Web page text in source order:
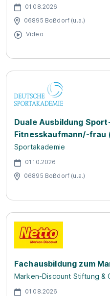
01.08.2026
06895 Boßdorf (u.a.)
Video
Duale Ausbildung
Fitnesskaufmann/-frau
Sportakademie
01.10.2026
06895 Boßdorf (u.a.)
Fachausbildung zum
Marken-Discount Stiftung &
01.08.2026